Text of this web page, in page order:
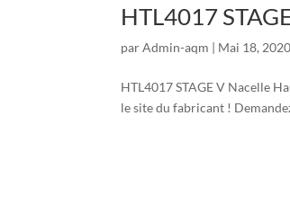
HTL4017
parAdmin-aqm | Mai 18, 2020
HTL4017 STAGE V Nacelle
le site du fabricant !